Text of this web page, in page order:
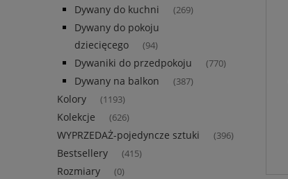
Dywany do kuchni (269)
Dywany do pokoju
dziecięcego
(94)
Dywaniki do przedpokoju (770)
Dywany na balkon (387)
Kolory (1193)
Kolekcje (626)
WYPRZEDAŻ-pojedyncze sztuki (396)
Bestsellery (415)
Rozmiary (0)